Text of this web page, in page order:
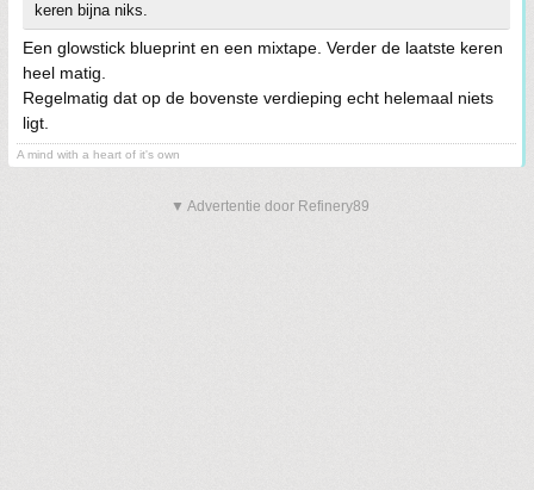
keren bijna niks.
Een glowstick blueprint en een mixtape. Verder de laatste keren
heel matig.
Regelmatig dat op de bovenste verdieping echt helemaal niets
ligt.
A mind with a heart of it's own
▼ Advertentie door Refinery89